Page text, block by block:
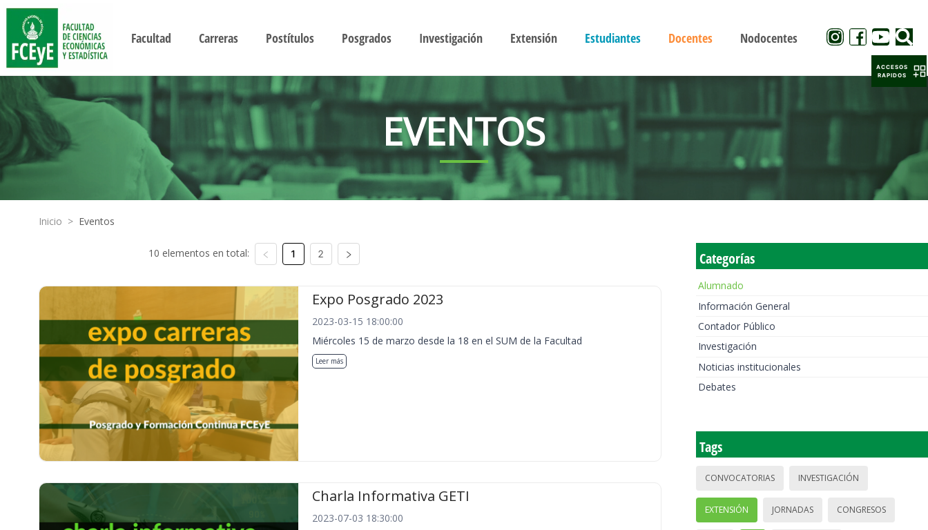
Facultad Carreras Postítulos Posgrados Investigación Extensión Estudiantes Docentes Nodocentes
EVENTOS
Inicio > Eventos
10 elementos en total: 1 2
Expo Posgrado 2023
2023-03-15 18:00:00
Miércoles 15 de marzo desde la 18 en el SUM de la Facultad
Leer más
Charla Informativa GETI
2023-07-03 18:30:00
Categorías
Alumnado
Información General
Contador Público
Investigación
Noticias institucionales
Debates
Tags
CONVOCATORIAS INVESTIGACIÓN
EXTENSIÓN JORNADAS CONGRESOS
ACCESOS
RAPIDOS